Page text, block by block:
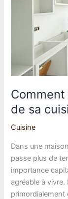
Comment
de sa
Cuisine
Dans une
passe plus de
importance
agréable à
primordialement